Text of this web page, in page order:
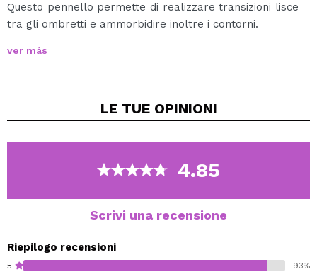
Questo pennello permette di realizzare transizioni lisce
tra gli ombretti e ammorbidire inoltre i contorni.
compatta o libera.
Meraviglioso design in un colore verde-acqua marina
Cruelty free.
ver más
LE TUE OPINIONI
4.85
Scrivi una recensione
Riepilogo recensioni
5 93%